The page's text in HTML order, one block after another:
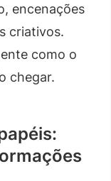
encenações
criativos.
como o
chegar.